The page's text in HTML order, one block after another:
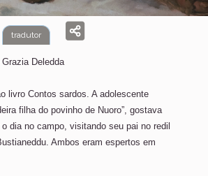
tradutor
Deledda
livro Contos sardos. A adolescente
filha do povinho de Nuoro”, gostava
dia no campo, visitando seu pai no redil
Ambos eram espertos em